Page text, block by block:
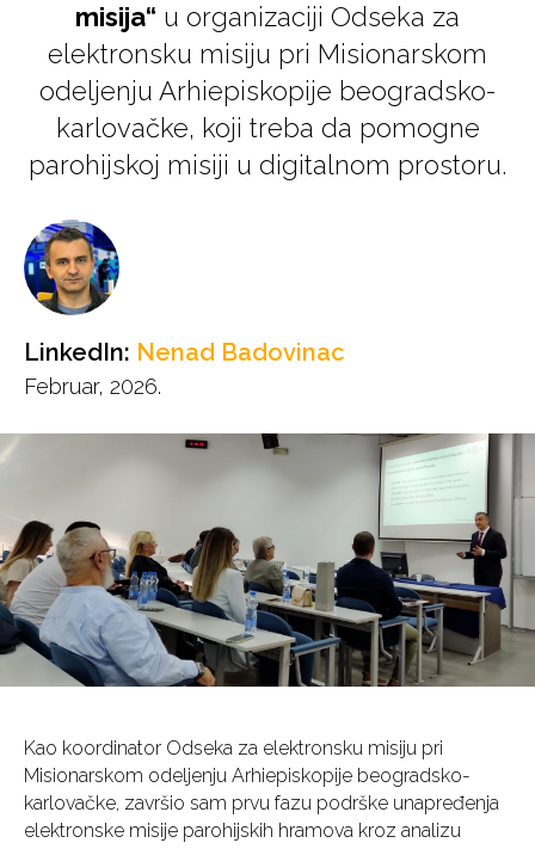
misija“ u organizaciji Odseka za
elektronsku misiju pri Misionarskom
odeljenju Arhiepiskopije beogradsko-
karlovačke, koji treba da pomogne
parohijskoj misiji u digitalnom prostoru.
LinkedIn: Nenad Badovinac
Februar, 2026.
Kao koordinator Odseka za elektronsku misiju pri
Misionarskom odeljenju Arhiepiskopije beogradsko-
karlovačke, završio sam prvu fazu podrške unapređenja
elektronske misije parohijskih hramova kroz analizu